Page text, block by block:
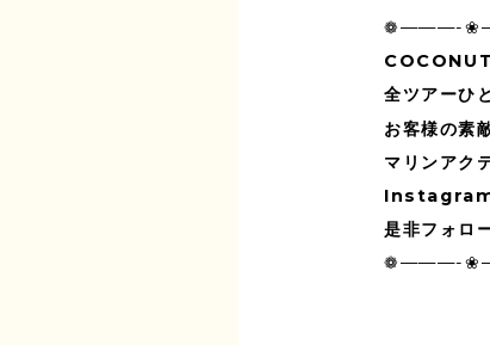
❁———-
全ツアーひ
お客様の素
マリンアク
Instagram
是非フォロ
❁———-